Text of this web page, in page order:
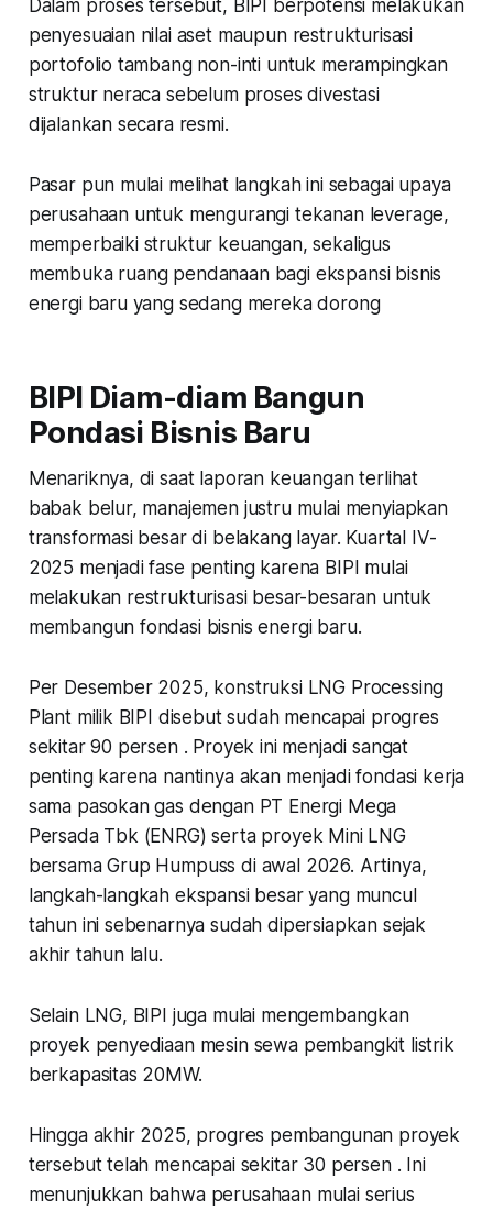
Dalam proses tersebut, BIPI berpotensi melakukan
penyesuaian nilai aset maupun restrukturisasi
portofolio tambang non-inti untuk merampingkan
struktur neraca sebelum proses divestasi
dijalankan secara resmi.
Pasar pun mulai melihat langkah ini sebagai upaya
perusahaan untuk mengurangi tekanan leverage,
memperbaiki struktur keuangan, sekaligus
membuka ruang pendanaan bagi ekspansi bisnis
energi baru yang sedang mereka dorong
BIPI Diam-diam Bangun
Pondasi Bisnis Baru
Menariknya, di saat laporan keuangan terlihat
babak belur, manajemen justru mulai menyiapkan
transformasi besar di belakang layar. Kuartal IV-
2025 menjadi fase penting karena BIPI mulai
melakukan restrukturisasi besar-besaran untuk
membangun fondasi bisnis energi baru.
Per Desember 2025, konstruksi LNG Processing
Plant milik BIPI disebut sudah mencapai progres
sekitar 90 persen . Proyek ini menjadi sangat
penting karena nantinya akan menjadi fondasi kerja
sama pasokan gas dengan PT Energi Mega
Persada Tbk (ENRG) serta proyek Mini LNG
bersama Grup Humpuss di awal 2026. Artinya,
langkah-langkah ekspansi besar yang muncul
tahun ini sebenarnya sudah dipersiapkan sejak
akhir tahun lalu.
Selain LNG, BIPI juga mulai mengembangkan
proyek penyediaan mesin sewa pembangkit listrik
berkapasitas 20MW.
Hingga akhir 2025, progres pembangunan proyek
tersebut telah mencapai sekitar 30 persen . Ini
menunjukkan bahwa perusahaan mulai serius